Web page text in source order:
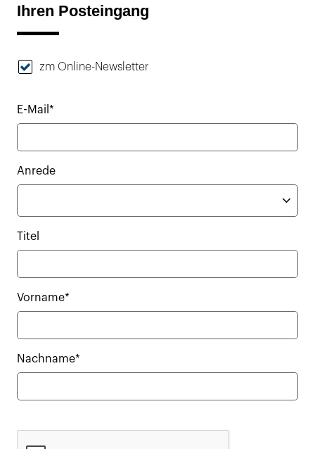
Ihren Posteingang
zm Online-Newsletter
E-Mail*
Anrede
Titel
Vorname*
Nachname*